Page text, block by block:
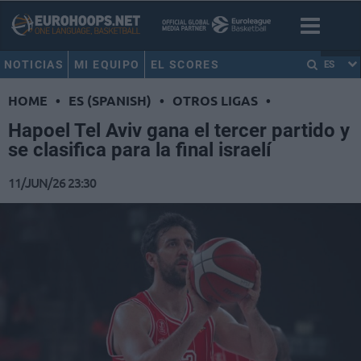
NOTICIAS MI EQUIPO EL SCORES ES
HOME • ES (SPANISH) • OTROS LIGAS •
Hapoel Tel Aviv gana el tercer partido y
se clasifica para la final israelí
11/JUN/26 23:30